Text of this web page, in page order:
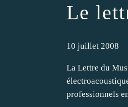
Le
10 juillet 2008
La Lettre du
professionnels